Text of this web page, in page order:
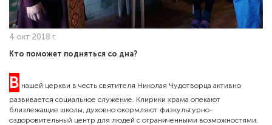
4 окт 2018 г.
Кто поможет подняться со дна?
В нашей церкви в честь святителя Николая Чудотворца активно
развивается социальное служение. Клирики храма опекают
близлежащие школы, духовно окормляют физкультурно-
оздоровительный центр для людей с ограниченными возможностями,